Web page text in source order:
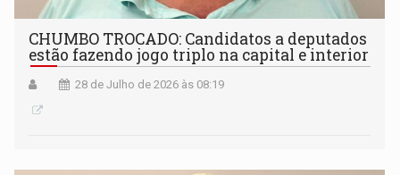
CHUMBO TROCADO: Candidatos a deputados
estão fazendo jogo triplo na capital e interior
28 de Julho de 2026 às 08:19